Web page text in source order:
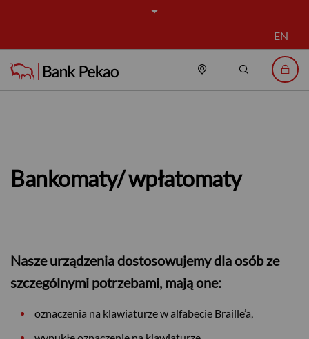
EN
Placówki i
Szukaj
Bankomaty/ wpłatomaty
Nasze urządzenia dostosowujemy dla osób ze
szczególnymi potrzebami, mają one:
oznaczenia na klawiaturze w alfabecie Braille’a,